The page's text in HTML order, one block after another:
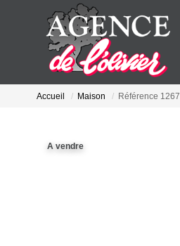
Accueil Maison Référence 1267
A vendre